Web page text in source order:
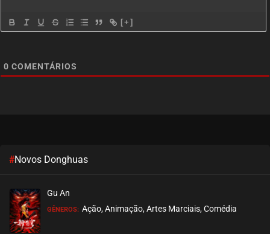
[+]
0 COMENTÁRIOS
#Novos Donghuas
Gu An
GÊNEROS: Ação, Animação, Artes Marciais, Comédia